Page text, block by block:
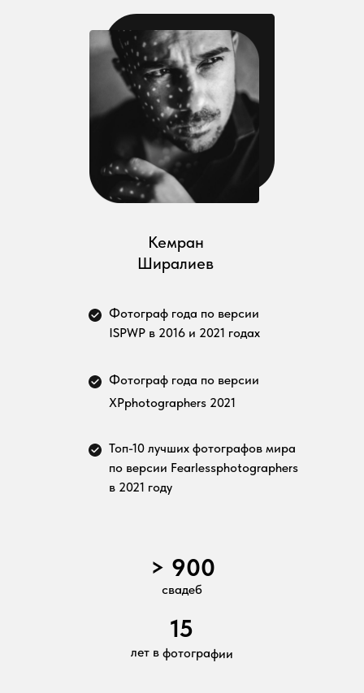
Кемран
Ширалиев
15
> 900
свадеб
Фотограф года по версии
XPphotographers 2021
Топ-10 лучших фотографов мира
по версии Fearlessphotographers
в 2021 году
Фотограф года по версии
ISPWP в 2016 и 2021 годах
лет в фотографии